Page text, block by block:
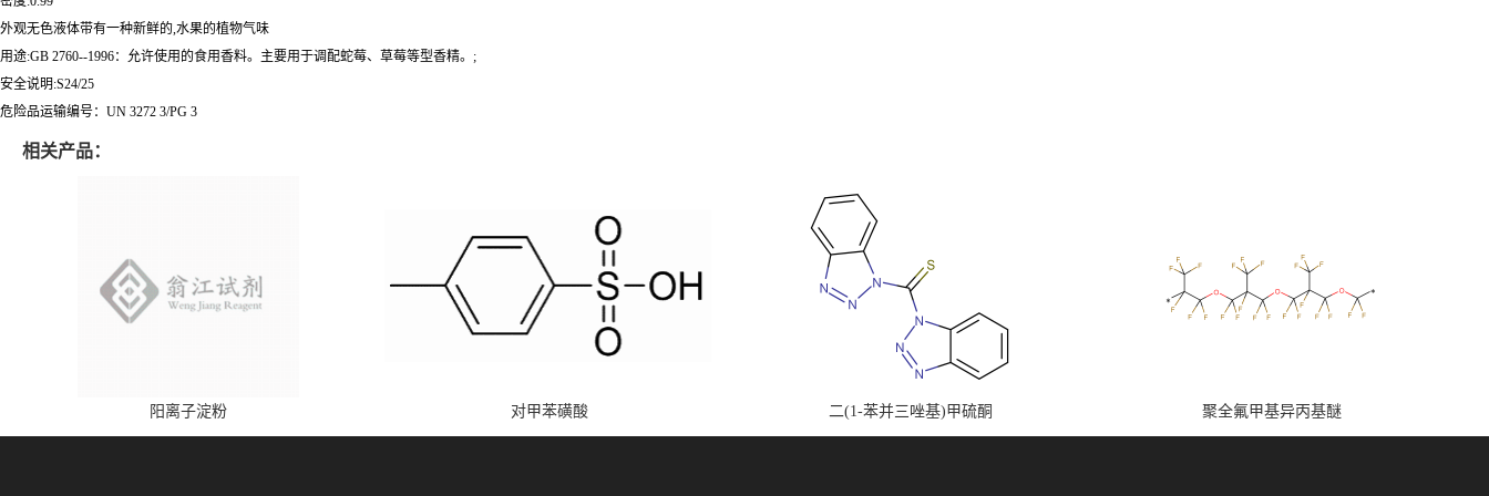
外观无色液体带有一种新鲜的,水果的植物气味
用途:GB 2760--1996：允许使用的食用香料。主要用于调配蛇莓、草莓等型香精。;
安全说明:S24/25
危险品运输编号：UN 3272 3/PG 3
相关产品：
阳离子淀粉 对甲苯磺酸 二(1-苯并三唑基)甲硫酮 聚全氟甲基异丙基醚